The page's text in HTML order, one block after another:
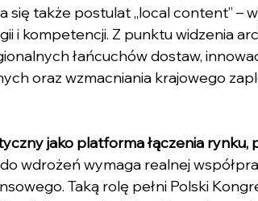
się także postulat „local content” –
i kompetencji. Z punktu widzenia
łańcuchów dostaw,
oraz wzmacniania krajowego
jako platforma łączenia rynku,
wdrożeń wymaga realnej
Taką rolę pełni Polski